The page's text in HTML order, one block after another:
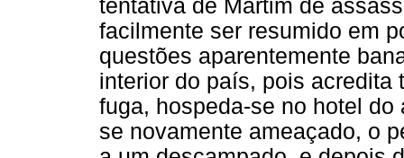
tentativa de Martim de
facilmente ser resumido em
questões aparentemente
interior do país, pois acredita
fuga, hospeda-se no hotel
se novamente ameaçado, o